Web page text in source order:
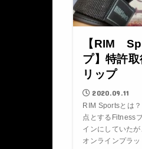
【RIM
プ】特許
リップ
2020.09.11
RIM Sportsとは
点とするFitness
インにしていた
オンラインプラ